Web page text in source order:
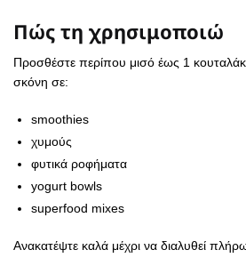
Πώς τη χρησιμοποιώ
Προσθέστε περίπου μισό έως 1
σκόνη σε:
smoothies
χυμούς
φυτικά ροφήματα
yogurt bowls
superfood mixes
Ανακατέψτε καλά μέχρι να διαλυθεί